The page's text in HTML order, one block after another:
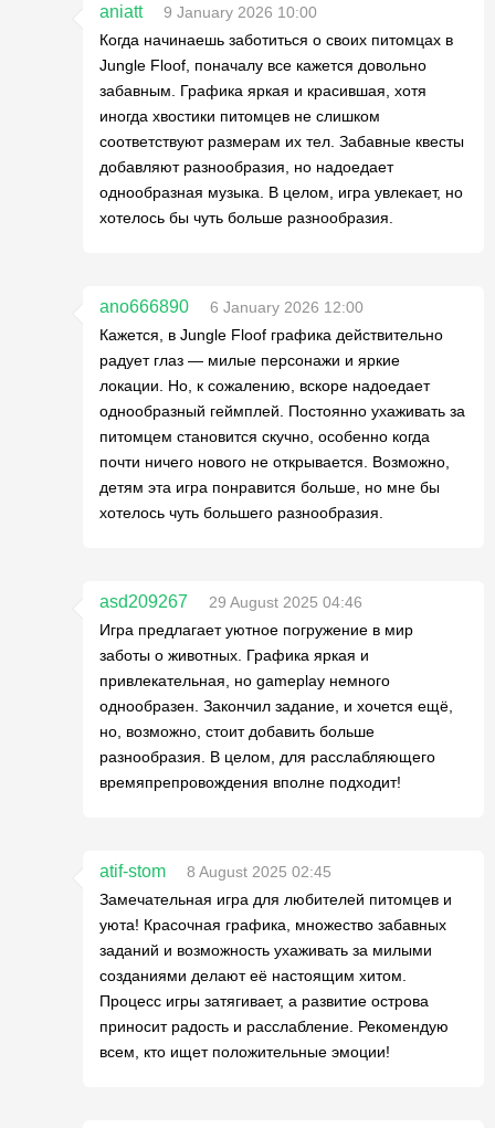
aniatt
9 January 2026 10:00
Когда начинаешь заботиться о своих питомцах в
Jungle Floof, поначалу все кажется довольно
забавным. Графика яркая и красившая, хотя
иногда хвостики питомцев не слишком
соответствуют размерам их тел. Забавные квесты
добавляют разнообразия, но надоедает
однообразная музыка. В целом, игра увлекает, но
хотелось бы чуть больше разнообразия.
ano666890
6 January 2026 12:00
Кажется, в Jungle Floof графика действительно
радует глаз — милые персонажи и яркие
локации. Но, к сожалению, вскоре надоедает
однообразный геймплей. Постоянно ухаживать за
питомцем становится скучно, особенно когда
почти ничего нового не открывается. Возможно,
детям эта игра понравится больше, но мне бы
хотелось чуть большего разнообразия.
asd209267
29 August 2025 04:46
Игра предлагает уютное погружение в мир
заботы о животных. Графика яркая и
привлекательная, но gameplay немного
однообразен. Закончил задание, и хочется ещё,
но, возможно, стоит добавить больше
разнообразия. В целом, для расслабляющего
времяпрепровождения вполне подходит!
atif-stom
8 August 2025 02:45
Замечательная игра для любителей питомцев и
уюта! Красочная графика, множество забавных
заданий и возможность ухаживать за милыми
созданиями делают её настоящим хитом.
Процесс игры затягивает, а развитие острова
приносит радость и расслабление. Рекомендую
всем, кто ищет положительные эмоции!